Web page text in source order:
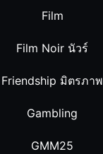
Film
Film Noir นัวร์
Friendship มิตรภาพ
Gambling
GMM25